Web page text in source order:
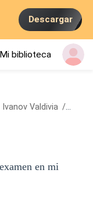
Descargar
Mi biblioteca
Valdivia /
en mi